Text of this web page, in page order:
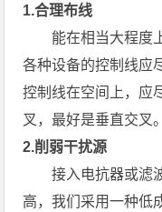
1.合理布线
能在相当大程度上
各种设备的控制线应
控制线在空间上，应
叉，最好是垂直交叉。
2.削弱干扰源
接入电抗器或滤波
高，我们采用一种低